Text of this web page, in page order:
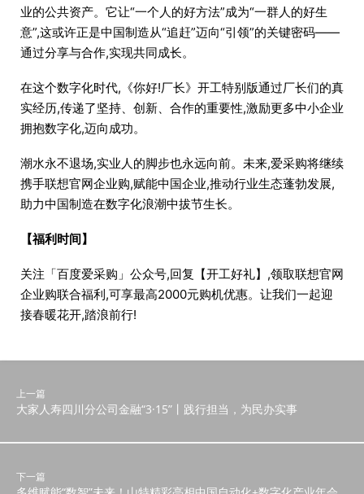
业的公共资产。它让“一个人的好方法”成为“一群人的好生
意”,这或许正是中国制造从“追赶”迈向“引领”的关键密码——
通过分享与合作,实现共同成长。
在这个数字化时代,《你好!厂长》开工特别版通过厂长们的真
实经历,传递了坚持、创新、合作的重要性,激励更多中小企业
拥抱数字化,迈向成功。
潮水永不退场,实业人的脚步也永远向前。未来,爱采购将继续
携手联想官网企业购,赋能中国企业,推动行业生态蓬勃发展,
助力中国制造在数字化浪潮中拔节生长。
【福利时间】
关注「百度爱采购」公众号,回复【开工好礼】,领取联想官网
企业购联合福利,可享最高2000元购机优惠。让我们一起迎
接春暖花开,踏浪前行!
上一篇
大家人寿四川分公司金融“3·15”丨践行担当，为民办实事
下一篇